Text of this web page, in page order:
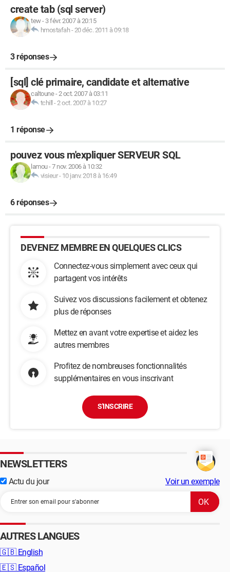
create tab (sql server)
tew- 3 févr. 2007 à 20:15
hmostafah-20 déc. 2011 à 09:18
3 réponses
[sql] clé primaire, candidate et alternative
caltoune-2 oct. 2007 à 03:11
tchill -2 oct. 2007 à 10:27
1 réponse
pouvez vous m'expliquer SERVEUR SQL
lamou-7 nov. 2006 à 10:32
visieur- 10 janv. 2018 à 16:49
6 réponses
DEVENEZ MEMBRE EN QUELQUES CLICS
Connectez-vous simplement avec ceux qui
partagent vos intérêts
Suivez vos discussions facilement et obtenez
plus de réponses
Mettez en avant votre expertise et aidez les
autres membres
Profitez de nombreuses fonctionnalités
supplémentaires en vous inscrivant
S'INSCRIRE
NEWSLETTERS
Actu du jour Voir un exemple
AUTRES LANGUES
🇬🇧 English
🇪🇸 Español